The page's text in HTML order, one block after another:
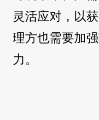
灵活应对，以
理方也需要加
力。